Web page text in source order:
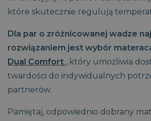
które skutecznie regulują
Dla par o zróżnicowanej wadze
rozwiązaniem jest wybór
Dual Comfort , który umożliwia
twardości do indywidualnych
partnerów.
Pamiętaj, odpowiednio dobrany